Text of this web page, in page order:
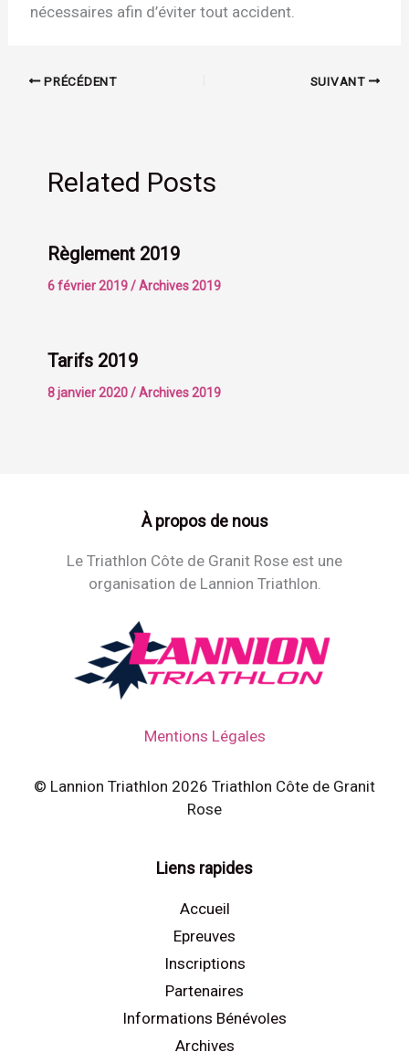
nécessaires afin d’éviter tout accident.
PRÉCÉDENT SUIVANT
Related Posts
Règlement 2019
6 février 2019/Archives 2019
Tarifs 2019
8 janvier 2020/Archives 2019
À propos de nous
Le Triathlon Côte de Granit Rose est une
organisation de Lannion Triathlon.
Mentions Légales
© Lannion Triathlon 2026 Triathlon Côte de Granit
Rose
Liens rapides
Accueil
Epreuves
Inscriptions
Partenaires
Informations Bénévoles
Archives